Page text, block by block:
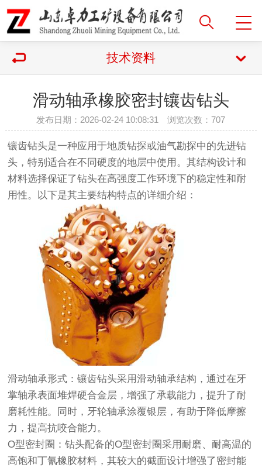
技术资料
滑动轴承橡胶密封镶齿钻头
发布日期：2026-02-24 10:08:31 浏览次数：707
镶齿钻头是一种应用于地质钻探或油气勘探中的先进钻
头，特别适合在不同硬度的地层中使用。其结构设计和
材料选择保证了钻头在高强度工作环境下的稳定性和耐
用性。以下是其主要结构特点的详细介绍：
滑动轴承形式：镶齿钻头采用滑动轴承结构，通过在牙
掌轴承表面堆焊硬合金层，增强了承载能力，提升了耐
磨耗性能。同时，牙轮轴承涂覆银层，有助于降低摩擦
力，提高抗咬合能力。
O型密封圈：钻头配备的O型密封圈采用耐磨、耐高温的
高饱和丁氰橡胶材料，其较大的截面设计增强了密封能